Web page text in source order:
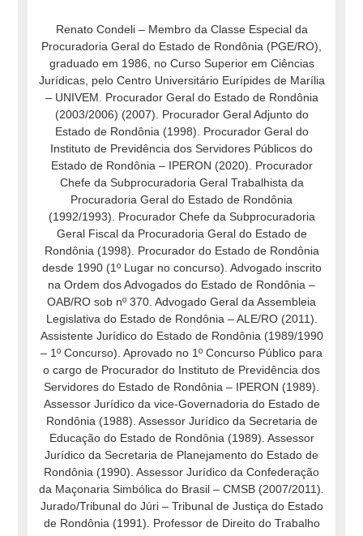
Renato Condeli – Membro da Classe Especial da
Procuradoria Geral do Estado de Rondônia (PGE/RO),
graduado em 1986, no Curso Superior em Ciências
Jurídicas, pelo Centro Universitário Eurípides de Marília
– UNIVEM. Procurador Geral do Estado de Rondônia
(2003/2006) (2007). Procurador Geral Adjunto do
Estado de Rondônia (1998). Procurador Geral do
Instituto de Previdência dos Servidores Públicos do
Estado de Rondônia – IPERON (2020). Procurador
Chefe da Subprocuradoria Geral Trabalhista da
Procuradoria Geral do Estado de Rondônia
(1992/1993). Procurador Chefe da Subprocuradoria
Geral Fiscal da Procuradoria Geral do Estado de
Rondônia (1998). Procurador do Estado de Rondônia
desde 1990 (1º Lugar no concurso). Advogado inscrito
na Ordem dos Advogados do Estado de Rondônia –
OAB/RO sob nº 370. Advogado Geral da Assembleia
Legislativa do Estado de Rondônia – ALE/RO (2011).
Assistente Jurídico do Estado de Rondônia (1989/1990
– 1º Concurso). Aprovado no 1º Concurso Público para
o cargo de Procurador do Instituto de Previdência dos
Servidores do Estado de Rondônia – IPERON (1989).
Assessor Jurídico da vice-Governadoria do Estado de
Rondônia (1988). Assessor Jurídico da Secretaria de
Educação do Estado de Rondônia (1989). Assessor
Jurídico da Secretaria de Planejamento do Estado de
Rondônia (1990). Assessor Jurídico da Confederação
da Maçonaria Simbólica do Brasil – CMSB (2007/2011).
Jurado/Tribunal do Júri – Tribunal de Justiça do Estado
de Rondônia (1991). Professor de Direito do Trabalho